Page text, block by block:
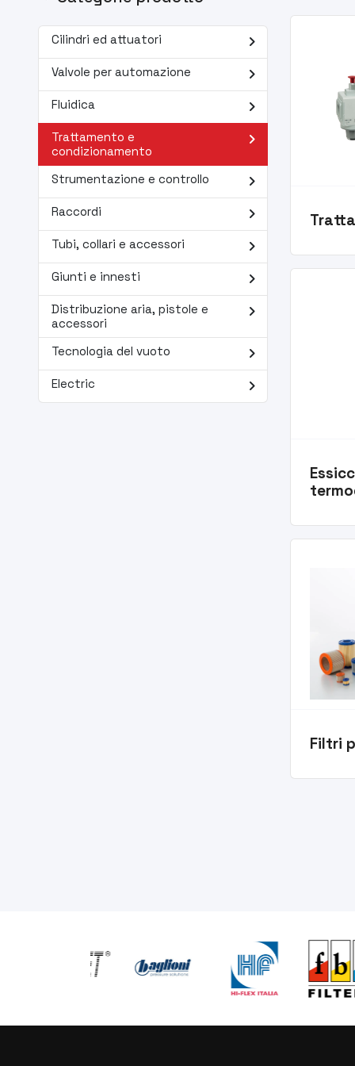
Cilindri ed attuatori navigate_next
Valvole per automazione navigate_next
Fluidica navigate_next
Trattamento e
condizionamento
navigate_next
Strumentazione e controllo navigate_next
Raccordi navigate_next
Tubi, collari e accessori navigate_next
Giunti e innesti navigate_next
Distribuzione aria, pistole e
accessori
navigate_next
Tecnologia del vuoto navigate_next
Electric navigate_next
Filtri